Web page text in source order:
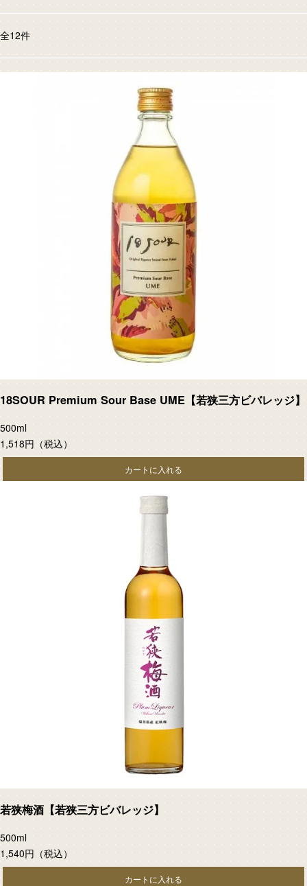
全12件
18SOUR Premium Sour Base UME【若狭三方ビバレッジ】
500ml
1,518円 （税込）
カートに入れる
若狭梅酒【若狭三方ビバレッジ】
500ml
1,540円 （税込）
カートに入れる